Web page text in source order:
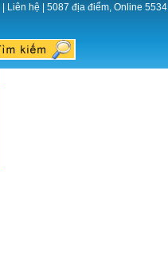
Liên hệ 5087 địa điểm, Online 5534